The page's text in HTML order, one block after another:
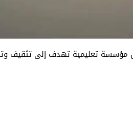
مؤسسة تعليمية تهدف إلى تثقيف